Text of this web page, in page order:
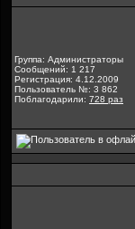
Группа: Администраторы
Сообщений: 1 217
Регистрация: 4.12.2009
Пользователь №: 3 862
Поблагодарили: 728 раз